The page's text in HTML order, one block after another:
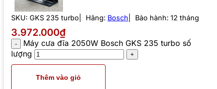
SKU: GKS 235 turbo Hãng: Bosch Bảo hành: 12 tháng
3.972.000₫
Máy cưa đĩa 2050W Bosch GKS 235 turbo số
lượng
Thêm vào giỏ